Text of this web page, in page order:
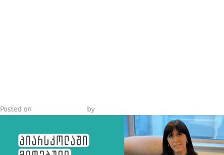
Posted on by